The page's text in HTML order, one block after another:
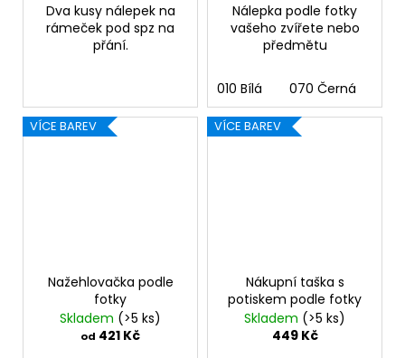
Dva kusy nálepek na
rámeček pod spz na
přání.
Nálepka podle fotky
vašeho zvířete nebo
předmětu
010 Bílá 070 Černá
VÍCE BAREV
Nažehlovačka podle
fotky
Skladem (>5 ks)
od 421 Kč
VÍCE BAREV
Nákupní taška s
potiskem podle fotky
Skladem (>5 ks)
449 Kč